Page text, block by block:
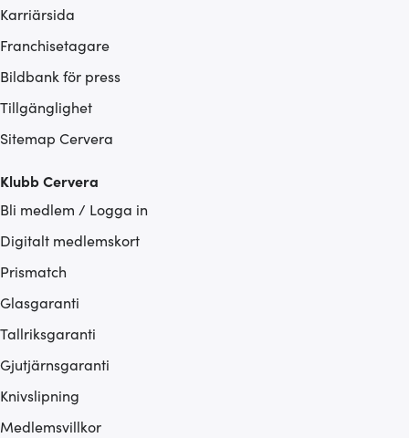
Karriärsida
Franchisetagare
Bildbank för press
Tillgänglighet
Sitemap Cervera
Klubb Cervera
Bli medlem / Logga in
Digitalt medlemskort
Prismatch
Glasgaranti
Tallriksgaranti
Gjutjärnsgaranti
Knivslipning
Medlemsvillkor